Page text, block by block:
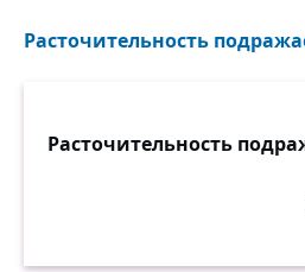
Расточительность
Расточительность